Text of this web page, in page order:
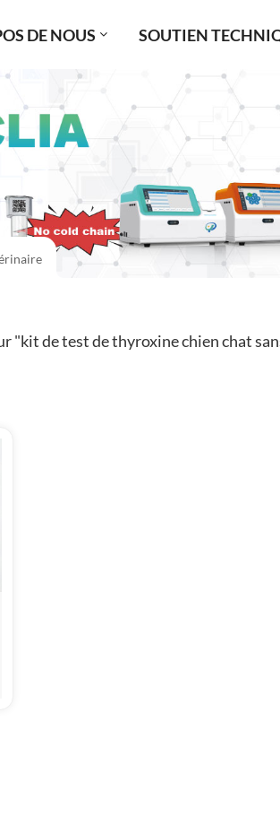
DE NOUS SOUTIEN
"kit de test de thyroxine chien chat